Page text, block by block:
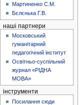
Мартиненко С.М.
Бєлєнька Г.В.
наші партнери
Московський
гуманітарний
педагогічний інститут
Освітньо-суспільний
журнал «РІДНА
МОВА»
інструменти
Посилання сюди